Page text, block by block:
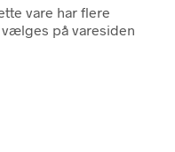
vare har flere
på varesiden